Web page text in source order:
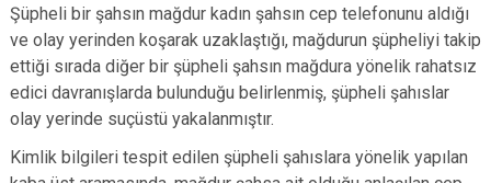
Şüpheli bir şahsın mağdur kadın şahsın cep telefonunu aldığı
ve olay yerinden koşarak uzaklaştığı, mağdurun şüpheliyi takip
ettiği sırada diğer bir şüpheli şahsın mağdura yönelik rahatsız
edici davranışlarda bulunduğu belirlenmiş, şüpheli şahıslar
olay yerinde suçüstü yakalanmıştır.
Kimlik bilgileri tespit edilen şüpheli şahıslara yönelik yapılan